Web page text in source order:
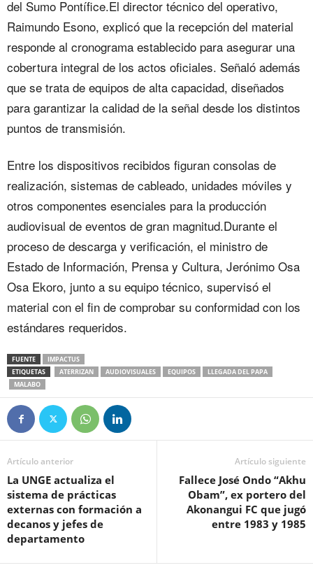
del Sumo Pontífice.El director técnico del operativo,
Raimundo Esono, explicó que la recepción del material
responde al cronograma establecido para asegurar una
cobertura integral de los actos oficiales. Señaló además
que se trata de equipos de alta capacidad, diseñados
para garantizar la calidad de la señal desde los distintos
puntos de transmisión.
Entre los dispositivos recibidos figuran consolas de
realización, sistemas de cableado, unidades móviles y
otros componentes esenciales para la producción
audiovisual de eventos de gran magnitud.Durante el
proceso de descarga y verificación, el ministro de
Estado de Información, Prensa y Cultura, Jerónimo Osa
Osa Ekoro, junto a su equipo técnico, supervisó el
material con el fin de comprobar su conformidad con los
estándares requeridos.
FUENTE
IMPACTUS
ETIQUETAS
ATERRIZAN AUDIOVISUALES EQUIPOS
LLEGADA DEL PAPA
MALABO
Artículo anterior
La UNGE actualiza el
sistema de prácticas
externas con formación a
decanos y jefes de
departamento
Artículo siguiente
Fallece José Ondo “Akhu
Obam”, ex portero del
Akonangui FC que jugó
entre 1983 y 1985